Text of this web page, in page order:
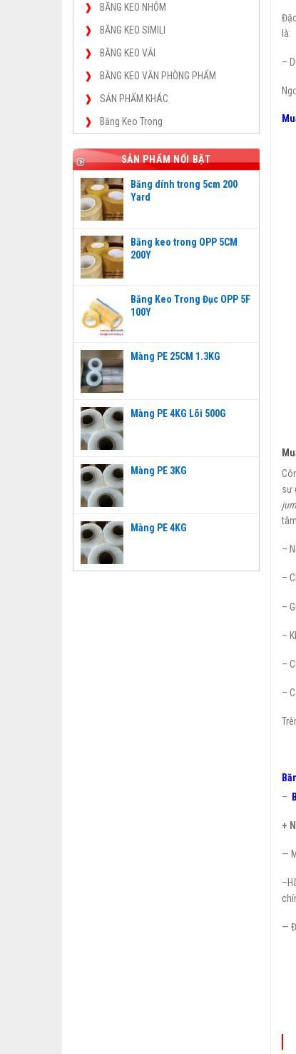
BĂNG KEO NHÔM
BĂNG KEO SIMILI
BĂNG KEO VẢI
BĂNG KEO VĂN PHÒNG PHẨM
SẢN PHẨM KHÁC
Băng Keo Trong
SẢN PHẨM NỔI BẬT
Băng dính trong 5cm 200
Yard
Băng keo trong OPP 5CM
200Y
Băng Keo Trong Đục OPP 5F
100Y
Màng PE 25CM 1.3KG
Màng PE 4KG Lõi 500G
Màng PE 3KG
Màng PE 4KG
là:
–
sư
–
–
–
–
–
–
–
+
—
—